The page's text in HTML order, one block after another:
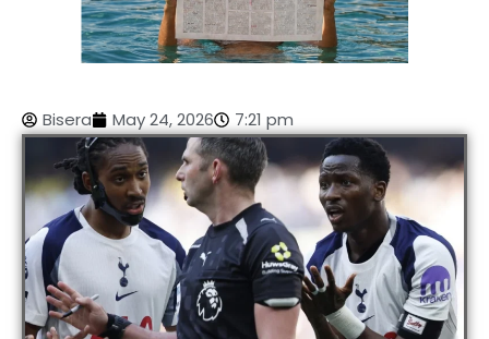
Bisera May 24, 2026 7:21 pm